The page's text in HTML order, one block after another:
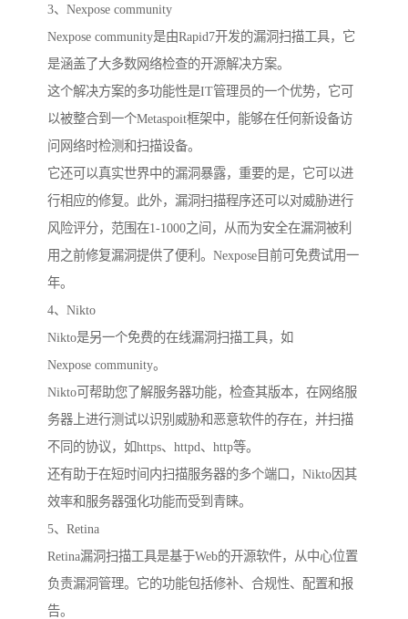
3、Nexpose community
Nexpose community是由Rapid7开发的漏洞扫描工具，它
是涵盖了大多数网络检查的开源解决方案。
这个解决方案的多功能性是IT管理员的一个优势，它可
以被整合到一个Metaspoit框架中，能够在任何新设备访
问网络时检测和扫描设备。
它还可以真实世界中的漏洞暴露，重要的是，它可以进
行相应的修复。此外，漏洞扫描程序还可以对威胁进行
风险评分，范围在1-1000之间，从而为安全在漏洞被利
用之前修复漏洞提供了便利。Nexpose目前可免费试用一
年。
4、Nikto
Nikto是另一个免费的在线漏洞扫描工具，如
Nexpose community。
Nikto可帮助您了解服务器功能，检查其版本，在网络服
务器上进行测试以识别威胁和恶意软件的存在，并扫描
不同的协议，如https、httpd、http等。
还有助于在短时间内扫描服务器的多个端口，Nikto因其
效率和服务器强化功能而受到青睐。
5、Retina
Retina漏洞扫描工具是基于Web的开源软件，从中心位置
负责漏洞管理。它的功能包括修补、合规性、配置和报
告。